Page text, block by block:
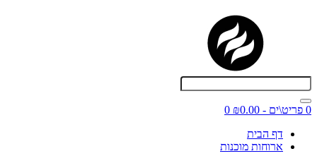
0 פריט\ים - ₪0.00
0
דף הבית
ארוחות מוכנות